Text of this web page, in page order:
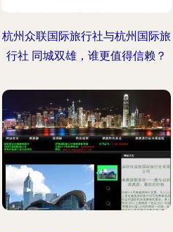
杭州众联国际旅行社与杭州国际旅
行社 同城双雄，谁更值得信赖？